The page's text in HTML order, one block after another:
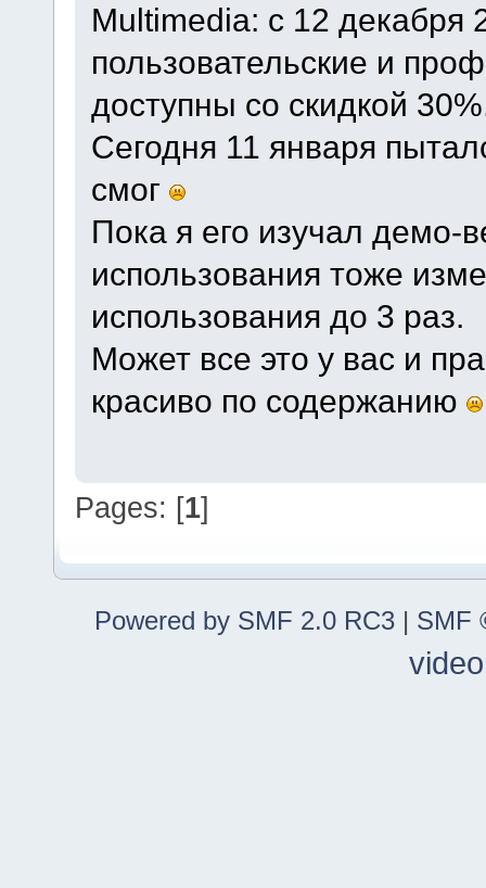
Multimedia: с 12 декабря
пользовательские и
доступны со скидкой
Сегодня 11 января
смог
Пока я его изучал демо-
использования тоже
использования до 3 раз.
Может все это у вас и
красиво по содержанию
Pages: [1]
Powered by SMF 2.0 RC3 | SMF